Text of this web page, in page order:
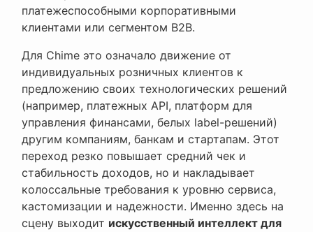
платежеспособными корпоративными
клиентами или сегментом B2B.
Для Chime это означало движение от
индивидуальных розничных клиентов к
предложению своих технологических решений
(например, платежных API, платформ для
управления финансами, белых label-решений)
другим компаниям, банкам и стартапам. Этот
переход резко повышает средний чек и
стабильность доходов, но и накладывает
колоссальные требования к уровню сервиса,
кастомизации и надежности. Именно здесь на
сцену выходит искусственный интеллект для